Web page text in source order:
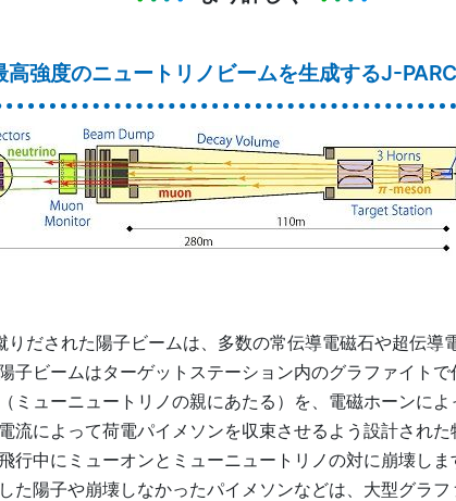
高強度のニュートリノビームを生成するJ-
だされた陽子ビームは、多数の常伝導電磁石や超伝
子ビームはターゲットステーション内のグラファイト
ミューニュートリノの親にあたる）を、電磁ホーンに
流によって荷電パイメソンを収束させるよう設計され
行中にミューオンとミューニュートリノの対に崩壊し
た陽子や崩壊しなかったパイメソンなどは、大型グラ